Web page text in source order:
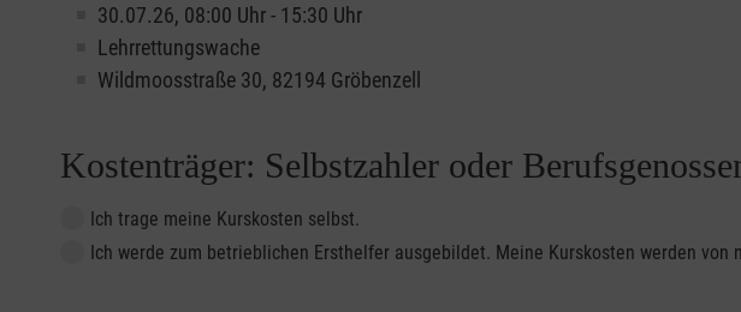
30.07.26, 08:00 Uhr - 15:30 Uhr
Lehrrettungswache
Wildmoosstraße 30, 82194 Gröbenzell
Kostenträger: Selbstzahler oder
Ich trage meine Kurskosten selbst.
Ich werde zum betrieblichen Ersthelfer ausgebildet. Meine Kurskosten werden